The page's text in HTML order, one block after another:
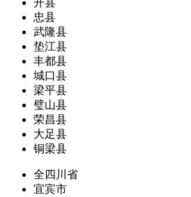
开县
忠县
武隆县
垫江县
丰都县
城口县
梁平县
璧山县
荣昌县
大足县
铜梁县
全四川省
宜宾市